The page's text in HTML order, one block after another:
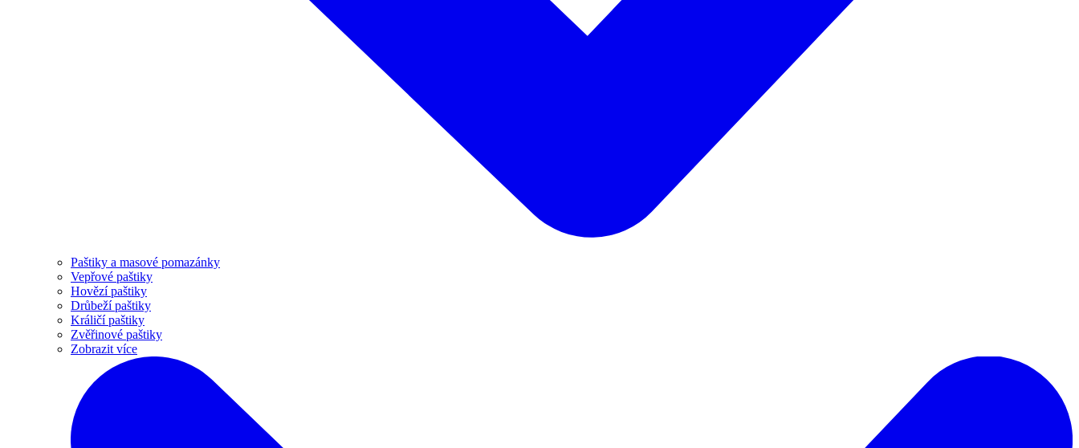
Paštiky a masové pomazánky
Vepřové paštiky
Hovězí paštiky
Drůbeží paštiky
Králičí paštiky
Zvěřinové paštiky
Zobrazit více